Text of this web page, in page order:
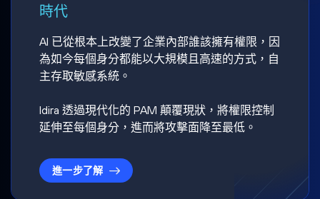
時代
AI 已從根本上改變了企業內部誰該擁有權限，因
為如今每個身分都能以大規模且高速的方式，自
主存取敏感系統。
Idira 透過現代化的 PAM 顛覆現狀，將權限控制
延伸至每個身分，進而將攻擊面降至最低。
進一步了解